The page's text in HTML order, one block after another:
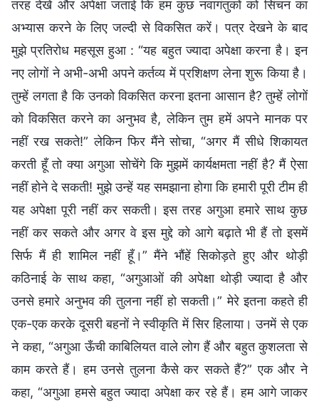
तरह देखें और अपेक्षा जताई कि हम कुछ नवागंतुकों को सिंचन का
अभ्यास करने के लिए जल्दी से विकसित करें। पत्र देखने के बाद
मुझे प्रतिरोध महसूस हुआ : “यह बहुत ज्यादा अपेक्षा करना है। इन
नए लोगों ने अभी-अभी अपने कर्तव्य में प्रशिक्षण लेना शुरू किया है।
तुम्हें लगता है कि उनको विकसित करना इतना आसान है? तुम्हें लोगों
को विकसित करने का अनुभव है, लेकिन तुम हमें अपने मानक पर
नहीं रख सकते!” लेकिन फिर मैंने सोचा, “अगर मैं सीधे शिकायत
करती हूँ तो क्या अगुआ सोचेंगे कि मुझमें कार्यक्षमता नहीं है? मैं ऐसा
नहीं होने दे सकती! मुझे उन्हें यह समझाना होगा कि हमारी पूरी टीम ही
यह अपेक्षा पूरी नहीं कर सकती। इस तरह अगुआ हमारे साथ कुछ
नहीं कर सकते और अगर वे इस मुद्दे को आगे बढ़ाते भी हैं तो इसमें
सिर्फ मैं ही शामिल नहीं हूँ।” मैंने भौंहें सिकोड़ते हुए और थोड़ी
कठिनाई के साथ कहा, “अगुआओं की अपेक्षा थोड़ी ज्यादा है और
उनसे हमारे अनुभव की तुलना नहीं हो सकती।” मेरे इतना कहते ही
एक-एक करके दूसरी बहनों ने स्वीकृति में सिर हिलाया। उनमें से एक
ने कहा, “अगुआ ऊँची काबिलियत वाले लोग हैं और बहुत कुशलता से
काम करते हैं। हम उनसे तुलना कैसे कर सकते हैं?” एक और ने
कहा, “अगुआ हमसे बहुत ज्यादा अपेक्षा कर रहे हैं। हम आगे जाकर